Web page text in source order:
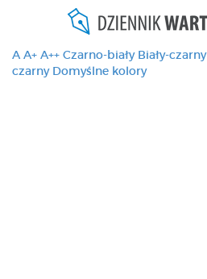
A A+ A++ Czarno-biały Biały-czarny
czarny Domyślne kolory